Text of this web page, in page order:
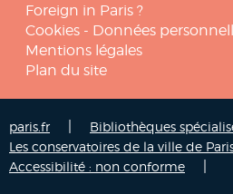
Foreign in Paris ?
Cookies - Données
Mentions légales
Plan du site
paris.fr Bibliothèques
Les conservatoires de la ville de
Accessibilité : non conforme